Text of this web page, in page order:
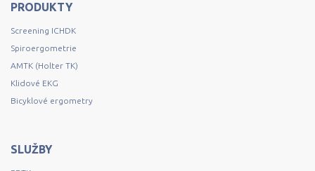
PRODUKTY
Screening ICHDK
Spiroergometrie
AMTK (Holter TK)
Klidové EKG
Bicyklové ergometry
SLUŽBY